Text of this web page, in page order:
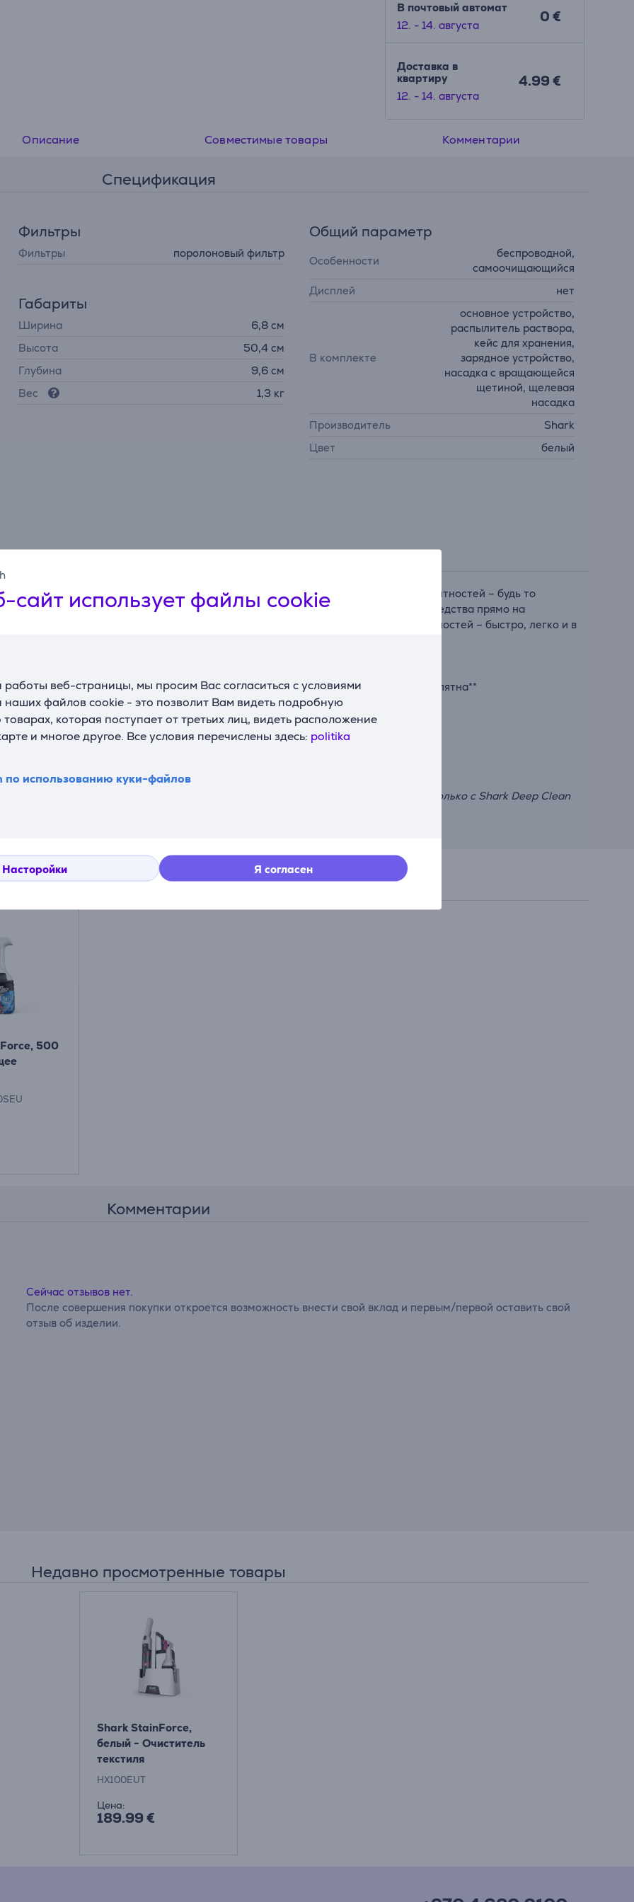
сайт использует файлы cookie
веб-страницы, мы просим Вас согласиться с условиями
наших файлов cookie - это позволит Вам видеть подробную
которая поступает от третьих лиц, видеть расположение
и многое другое. Все условия перечислены здесь: politika
по использованию куки-файлов
Насторойки Я согласен
В почтовый автомат
12. - 14. августа
0 €
Доставка в
квартиру
12. - 14. августа
4.99 €
Описание Совместимые товары Комментарии
Спецификация
Фильтры
Фильтры поролоновый фильтр
Габариты
Ширина
6,8 см
Высота
50,4 см
Глубина
9,6 см
Вес
1,3 кг
Общий параметр
Особенности
беспроводной,
самоочищающийся
Дисплей
нет
В комплекте
основное устройство,
распылитель раствора,
кейс для хранения,
зарядное устройство,
насадка с вращающейся
щетиной, щелевая
насадка
Производитель
Shark
Цвет
белый
пятен, созданная для быстрого и эффективного решения повседневных неприятностей – будь то
двухмоторная система и двойное распыление смешивают пятновыводящие средства прямо на
Удаляйте пятна с ковров, обивки, автомобильных сидений и других поверхностей – быстро, легко и в
появляются
средства смешиваются и активируются при контакте, разрушая стойкие пятна**
маркер, кофе, вино, масло, грязь
– на коврах, лестницах, мебели, в автомобиле и т.д.***
машине или на улице – без проводов
подходит для ежедневных неожиданных ситуаций
прибор всегда будет готов к следующему использованию
растворенного йода – эффективность смешанных растворов по сравнению только с Shark Deep Clean
500
Комментарии
Сейчас отзывов нет.
После совершения покупки откроется возможность внести свой вклад и первым/первой оставить свой
отзыв об изделии.
Недавно просмотренные товары
Shark StainForce,
белый - Очиститель
текстиля
HX100EUT
Цена:
189.99 €